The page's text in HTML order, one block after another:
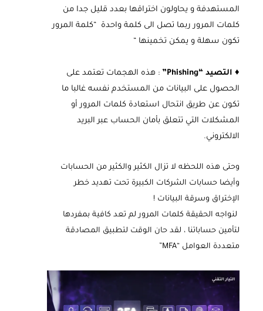
المستهدفة و يحاولون اختراقها بعدد قليل جدا من
كلمات المرور ربما تصل الى كلمة واحدة “كلمة المرور
تكون سهلة و يمكن تخمينها “
♦ التصيد “Phishing”
: هذه الهجمات تعتمد على
الحصول على البيانات من المستخدم نفسه غالبا ما
تكون عن طريق انتحال استعادة كلمات المرور أو
المشكلات التي تتعلق بأمان الحساب عبر البريد
الالكتروني.
وحتى هذه اللحظه لا تزال الكثير والكثير من الحسابات
وأيضا حسابات الشركات الكبيرة تحت تهديد خطر
الإختراق وسرقة البيانات !
لنواجه الحقيقة كلمات المرور لم تعد كافية بمفردها
لتأمين حساباتنا ، لقد حان الوقت لتطبيق المصادقة
متعددة العوامل “MFA”